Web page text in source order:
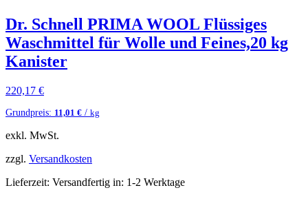
Dr. Schnell PRIMA WOOL Flüssiges
Waschmittel für Wolle und Feines,20 kg
Kanister
220,17 €
Grundpreis: 11,01 € / kg
exkl. MwSt.
zzgl. Versandkosten
Lieferzeit: Versandfertig in: 1-2 Werktage